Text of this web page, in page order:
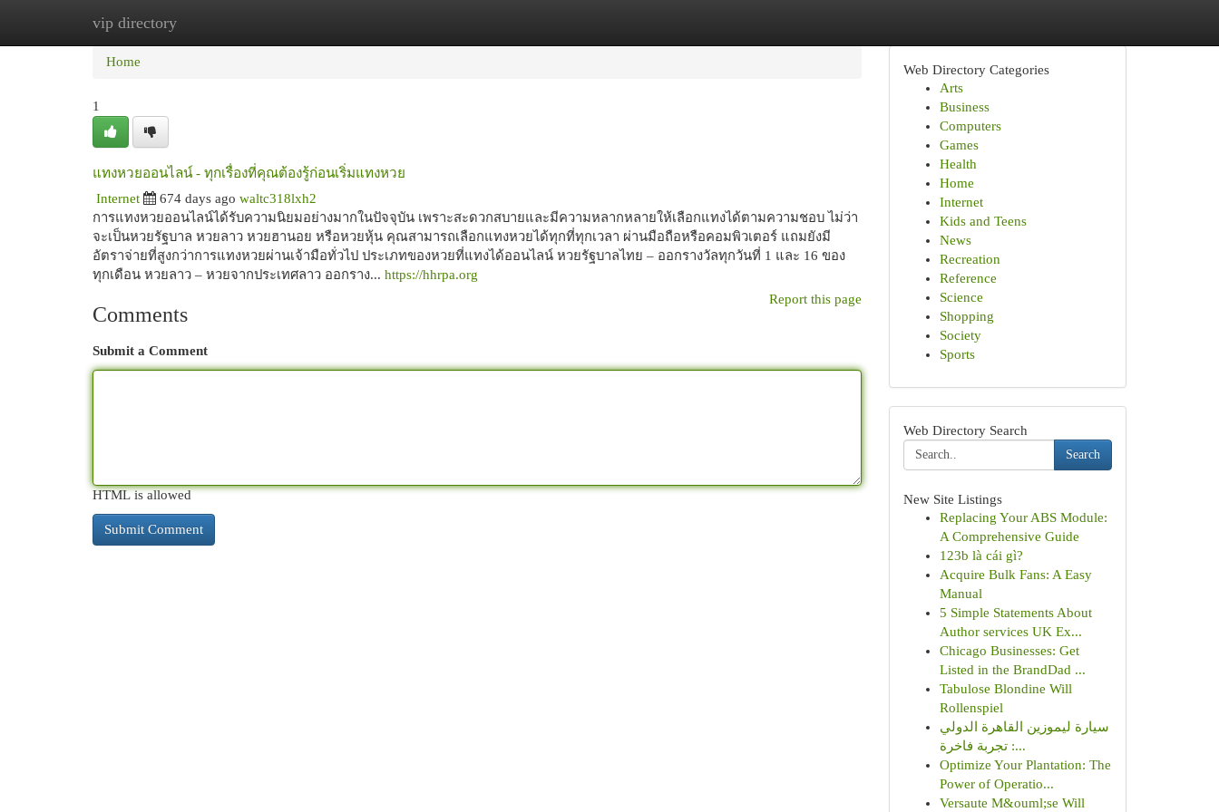
vip directory
Home
Home
1
แทงหวยออนไลน์ - ทุกเรื่องที่คุณต้องรู้ก่อนเริ่มแทงหวย
Internet 674 days ago waltc318lxh2
การแทงหวยออนไลน์ได้รับความนิยมอย่างมากในปัจจุบัน เพราะสะดวกสบายและมีความหลากหลายให้เลือกแทงได้ตามความชอบ ไม่ว่า
จะเป็นหวยรัฐบาล หวยลาว หวยฮานอย หรือหวยหุ้น คุณสามารถเลือกแทงหวยได้ทุกที่ทุกเวลา ผ่านมือถือหรือคอมพิวเตอร์ แถมยังมี
อัตราจ่ายที่สูงกว่าการแทงหวยผ่านเจ้ามือทั่วไป ประเภทของหวยที่แทงได้ออนไลน์ หวยรัฐบาลไทย – ออกรางวัลทุกวันที่ 1 และ 16 ของ
ทุกเดือน หวยลาว – หวยจากประเทศลาว ออกราง... https://hhrpa.org
Report this page
Comments
Submit a Comment
HTML is allowed
Web Directory Categories
Arts
Business
Computers
Games
Health
Home
Internet
Kids and Teens
News
Recreation
Reference
Science
Shopping
Society
Sports
Web Directory Search
Search
New Site Listings
Replacing Your ABS Module:
A Comprehensive Guide
123b là cái gì?
Acquire Bulk Fans: A Easy
Manual
5 Simple Statements About
Author services UK Ex...
Chicago Businesses: Get
Listed in the BrandDad ...
Tabulose Blondine Will
Rollenspiel
سيارة ليموزين القاهرة الدولي
: تجربة فاخرة...
Optimize Your Plantation: The
Power of Operatio...
Versaute M&ouml;se Will